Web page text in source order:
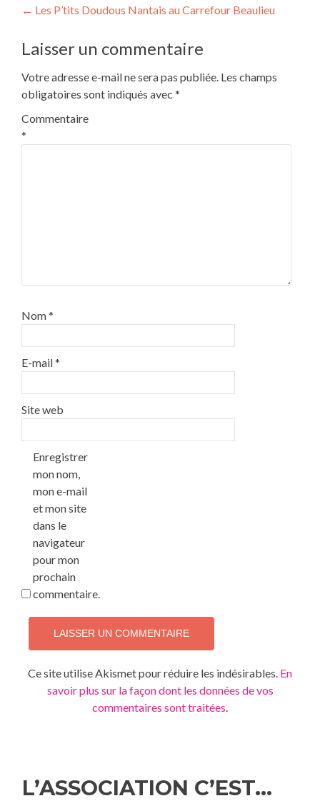
Navigation
de
l’article
← Les P’tits Doudous Nantais au Carrefour Beaulieu
Laisser un commentaire
Votre adresse e-mail ne sera pas publiée. Les champs
obligatoires sont indiqués avec *
Commentaire
*
Nom*
E-mail*
Site web
Enregistrer
mon nom,
mon e-mail
et mon site
dans le
navigateur
pour mon
prochain
commentaire.
Ce site utilise Akismet pour réduire les indésirables. En
savoir plus sur la façon dont les données de vos
commentaires sont traitées.
L’ASSOCIATION C’EST…